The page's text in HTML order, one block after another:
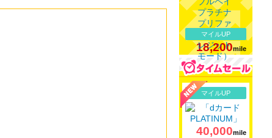
マイルUP
18,200mile
マイルUP
40,000mile